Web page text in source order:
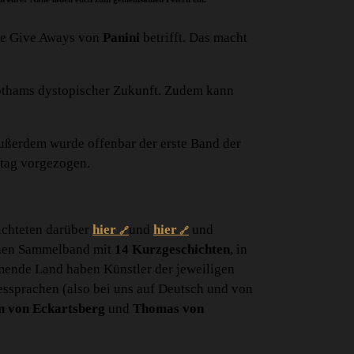
Give Aways von Panini betrifft. Das macht
dystopischer Zukunft. Zudem kann
wurde offenbar der erste Band der
vorgezogen.
darüber hier und hier
und
Sammelband mit 14 Kurzgeschichten, in
Land haben Künstler der jeweiligen
(also bei uns auf Deutsch und von
von Eckartsberg und Thomas von